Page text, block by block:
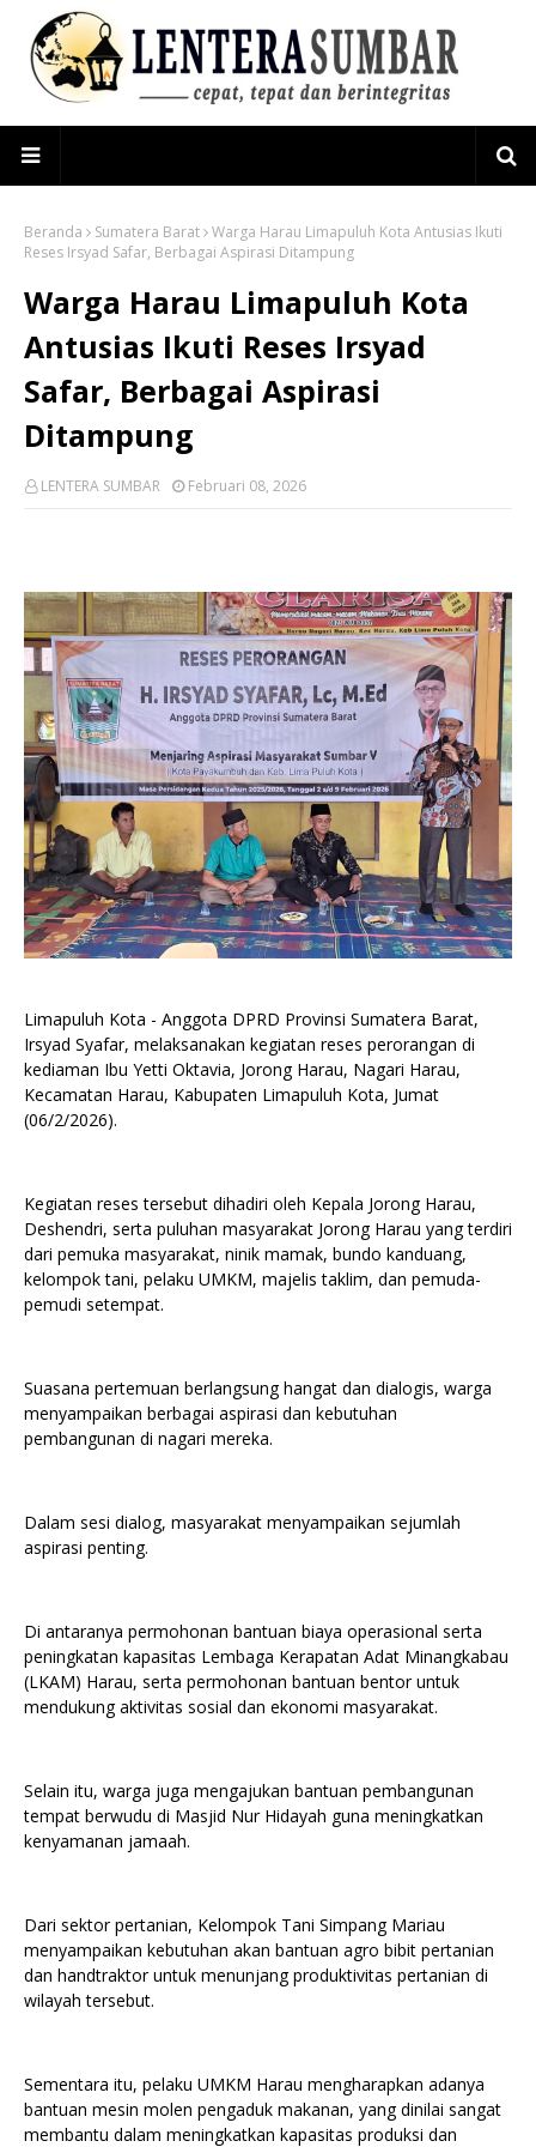
Beranda Sumatera Barat Warga Harau Limapuluh Kota Antusias Ikuti
Reses Irsyad Safar, Berbagai Aspirasi Ditampung
Warga Harau Limapuluh Kota
Antusias Ikuti Reses Irsyad
Safar, Berbagai Aspirasi
Ditampung
LENTERA SUMBAR Februari 08, 2026
Limapuluh Kota - Anggota DPRD Provinsi Sumatera Barat,
Irsyad Syafar, melaksanakan kegiatan reses perorangan di
kediaman Ibu Yetti Oktavia, Jorong Harau, Nagari Harau,
Kecamatan Harau, Kabupaten Limapuluh Kota, Jumat
(06/2/2026).
Kegiatan reses tersebut dihadiri oleh Kepala Jorong Harau,
Deshendri, serta puluhan masyarakat Jorong Harau yang terdiri
dari pemuka masyarakat, ninik mamak, bundo kanduang,
kelompok tani, pelaku UMKM, majelis taklim, dan pemuda-
pemudi setempat.
Suasana pertemuan berlangsung hangat dan dialogis, warga
menyampaikan berbagai aspirasi dan kebutuhan
pembangunan di nagari mereka.
Dalam sesi dialog, masyarakat menyampaikan sejumlah
aspirasi penting.
Di antaranya permohonan bantuan biaya operasional serta
peningkatan kapasitas Lembaga Kerapatan Adat Minangkabau
(LKAM) Harau, serta permohonan bantuan bentor untuk
mendukung aktivitas sosial dan ekonomi masyarakat.
Selain itu, warga juga mengajukan bantuan pembangunan
tempat berwudu di Masjid Nur Hidayah guna meningkatkan
kenyamanan jamaah.
Dari sektor pertanian, Kelompok Tani Simpang Mariau
menyampaikan kebutuhan akan bantuan agro bibit pertanian
dan handtraktor untuk menunjang produktivitas pertanian di
wilayah tersebut.
Sementara itu, pelaku UMKM Harau mengharapkan adanya
bantuan mesin molen pengaduk makanan, yang dinilai sangat
membantu dalam meningkatkan kapasitas produksi dan